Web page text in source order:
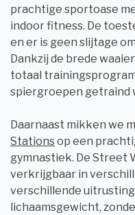
prachtige sportoase
indoor fitness. De
en er is geen slijtage
Dankzij de brede
totaal
spiergroepen getraind
Daarnaast mikken we
Stationsop een
gymnastiek. De Street
verkrijgbaar in
verschillende
lichaamsgewicht,